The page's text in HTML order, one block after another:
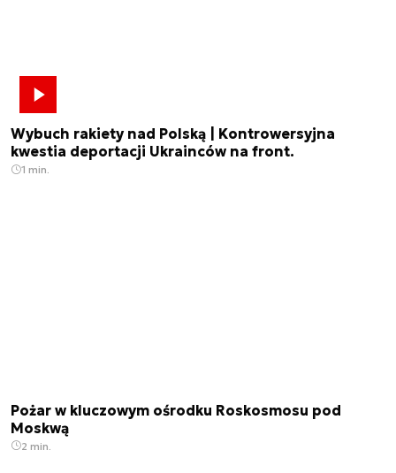
Wybuch rakiety nad Polską | Kontrowersyjna
kwestia deportacji Ukrainców na front.
1 min.
Pożar w kluczowym ośrodku Roskosmosu pod
Moskwą
2 min.